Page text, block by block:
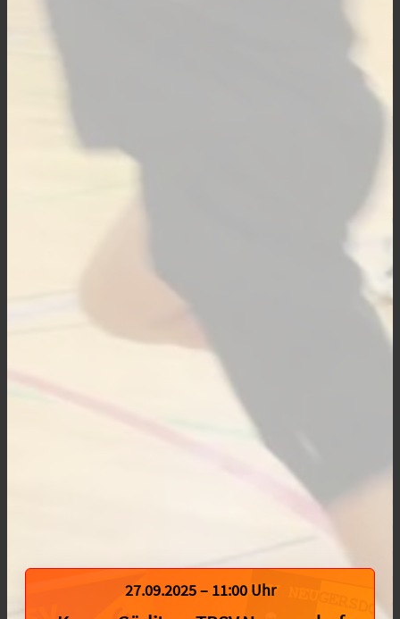
27.09.2025 – 11:00 Uhr